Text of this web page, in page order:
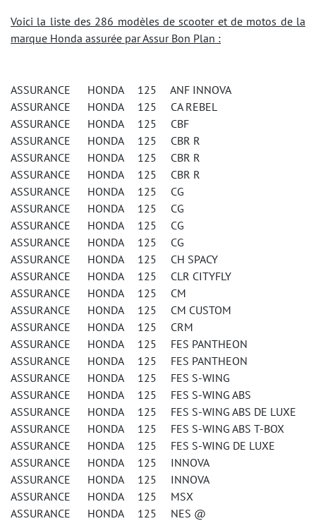
Voici la liste des 286 modèles de scooter et de motos de la
marque Honda assurée par Assur Bon Plan :
ASSURANCE HONDA 125 ANF INNOVA
ASSURANCE HONDA 125 CA REBEL
ASSURANCE HONDA 125 CBF
ASSURANCE HONDA 125 CBR R
ASSURANCE HONDA 125 CBR R
ASSURANCE HONDA 125 CBR R
ASSURANCE HONDA 125 CG
ASSURANCE HONDA 125 CG
ASSURANCE HONDA 125 CG
ASSURANCE HONDA 125 CG
ASSURANCE HONDA 125 CH SPACY
ASSURANCE HONDA 125 CLR CITYFLY
ASSURANCE HONDA 125 CM
ASSURANCE HONDA 125 CM CUSTOM
ASSURANCE HONDA 125 CRM
ASSURANCE HONDA 125 FES PANTHEON
ASSURANCE HONDA 125 FES PANTHEON
ASSURANCE HONDA 125 FES S-WING
ASSURANCE HONDA 125 FES S-WING ABS
ASSURANCE HONDA 125 FES S-WING ABS DE LUXE
ASSURANCE HONDA 125 FES S-WING ABS T-BOX
ASSURANCE HONDA 125 FES S-WING DE LUXE
ASSURANCE HONDA 125 INNOVA
ASSURANCE HONDA 125 INNOVA
ASSURANCE HONDA 125 MSX
ASSURANCE HONDA 125 NES @